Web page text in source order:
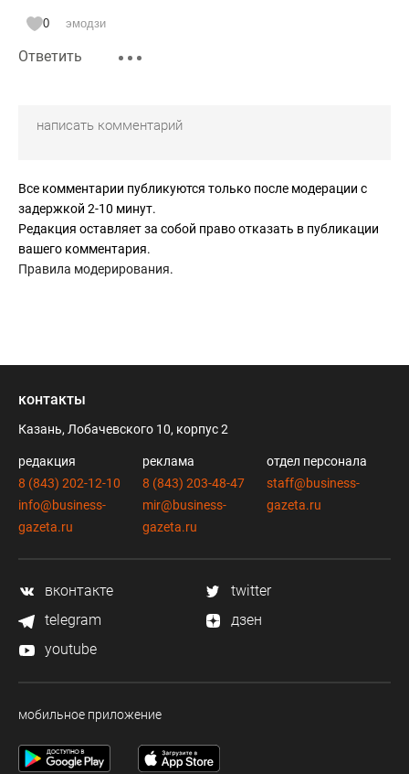
0 эмодзи
Ответить
Все комментарии публикуются только после модерации с
задержкой 2-10 минут.
Редакция оставляет за собой право отказать в публикации
вашего комментария.
Правила модерирования.
контакты
Казань, Лобачевского 10, корпус 2
редакция
8 (843) 202-12-10
info@business-
gazeta.ru
реклама
8 (843) 203-48-47
mir@business-
gazeta.ru
отдел персонала
staff@business-
gazeta.ru
вконтакте
twitter
telegram
дзен
youtube
мобильное приложение